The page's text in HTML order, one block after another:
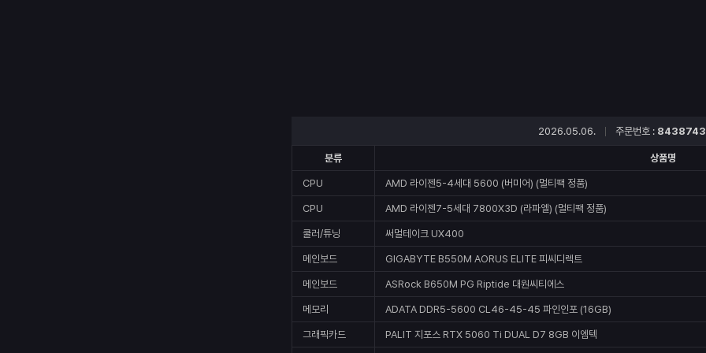
2026.05.06. 주문번호 : 8438743
분류 상품명
CPU AMD 라이젠5-4세대 5600 (버미어) (멀티팩 정품)
CPU AMD 라이젠7-5세대 7800X3D (라파엘) (멀티팩 정품)
쿨러/튜닝 써멀테이크 UX400
메인보드 GIGABYTE B550M AORUS ELITE 피씨디렉트
메인보드 ASRock B650M PG Riptide 대원씨티에스
메모리 ADATA DDR5-5600 CL46-45-45 파인인포 (16GB)
그래픽카드 PALIT 지포스 RTX 5060 Ti DUAL D7 8GB 이엠텍